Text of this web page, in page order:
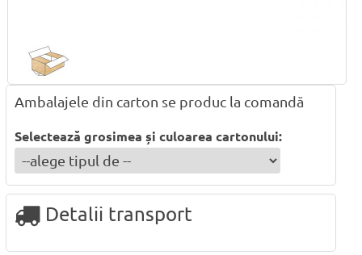
Ambalajele din carton se produc la comandă
Selectează grosimea și culoarea cartonului:
Detalii transport